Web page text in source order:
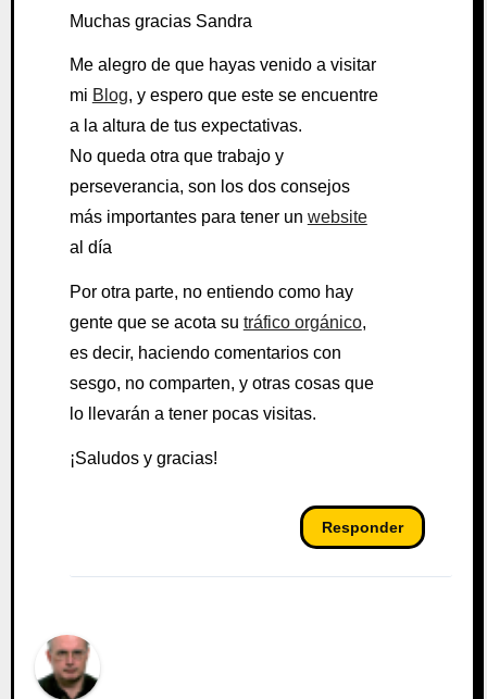
Muchas gracias Sandra
Me alegro de que hayas venido a visitar
mi Blog, y espero que este se encuentre
a la altura de tus expectativas.
No queda otra que trabajo y
perseverancia, son los dos consejos
más importantes para tener un website
al día
Por otra parte, no entiendo como hay
gente que se acota su tráfico orgánico,
es decir, haciendo comentarios con
sesgo, no comparten, y otras cosas que
lo llevarán a tener pocas visitas.
¡Saludos y gracias!
Responder